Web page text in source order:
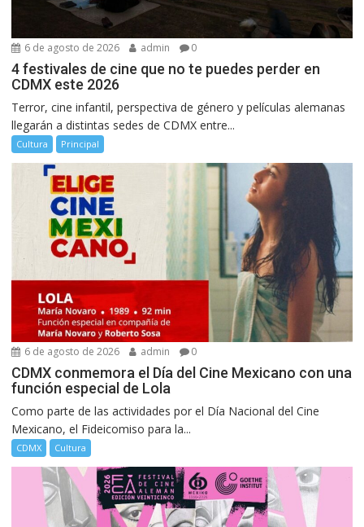
6 de agosto de 2026 admin 0
4 festivales de cine que no te puedes perder en
CDMX este 2026
Terror, cine infantil, perspectiva de género y películas alemanas
llegarán a distintas sedes de CDMX entre...
Cultura Principal
6 de agosto de 2026 admin 0
CDMX conmemora el Día del Cine Mexicano con una
función especial de Lola
Como parte de las actividades por el Día Nacional del Cine
Mexicano, el Fideicomiso para la...
CDMX Cultura